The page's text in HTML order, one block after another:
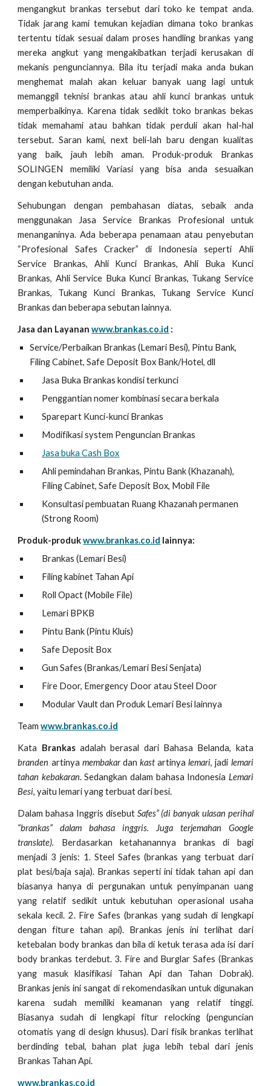
mengangkut brankas tersebut dari toko ke tempat anda.
Tidak jarang kami temukan kejadian dimana toko brankas
tertentu tidak sesuai dalam proses handling brankas yang
mereka angkut yang mengakibatkan terjadi kerusakan di
mekanis pengunciannya. Bila itu terjadi maka anda bukan
menghemat malah akan keluar banyak uang lagi untuk
memanggil teknisi brankas atau ahli kunci brankas untuk
memperbaikinya. Karena tidak sedikit toko brankas bekas
tidak memahami atau bahkan tidak perduli akan hal-hal
tersebut. Saran kami, next beli-lah baru dengan kualitas
yang baik, jauh lebih aman. Produk-produk Brankas
SOLINGEN memiliki Variasi yang bisa anda sesuaikan
dengan kebutuhan anda.
Sehubungan dengan pembahasan diatas, sebaik anda
menggunakan Jasa Service Brankas Profesional untuk
menanganinya. Ada beberapa penamaan atau penyebutan
“Profesional Safes Cracker” di Indonesia seperti Ahli
Service Brankas, Ahli Kunci Brankas, Ahli Buka Kunci
Brankas, Ahli Service Buka Kunci Brankas, Tukang Service
Brankas, Tukang Kunci Brankas, Tukang Service Kunci
Brankas dan beberapa sebutan lainnya.
Jasa dan Layananwww.brankas.co.id :
Service/Perbaikan Brankas (Lemari Besi), Pintu Bank,
Filing Cabinet, Safe Deposit Box Bank/Hotel, dll
Jasa Buka Brankas kondisi terkunci
Penggantian nomer kombinasi secara berkala
Sparepart Kunci-kunci Brankas
Modifikasi system Penguncian Brankas
Jasa buka Cash Box
Ahli pemindahan Brankas, Pintu Bank (Khazanah),
Filing Cabinet, Safe Deposit Box, Mobil File
Konsultasi pembuatan Ruang Khazanah permanen
(Strong Room)
Produk-produkwww.brankas.co.id lainnya:
Brankas (Lemari Besi)
Filing kabinet Tahan Api
Roll Opact (Mobile File)
Lemari BPKB
Pintu Bank (Pintu Kluis)
Safe Deposit Box
Gun Safes (Brankas/Lemari Besi Senjata)
Fire Door, Emergency Door atau Steel Door
Modular Vault dan Produk Lemari Besi lainnya
Teamwww.brankas.co.id
Kata Brankasadalah berasal dari Bahasa Belanda, kata
branden artinya membakardankast artinyalemari, jadi lemari
tahan kebakaran. Sedangkan dalam bahasa Indonesia Lemari
Besi, yaitu lemari yang terbuat dari besi.
Dalam bahasa Inggris disebut Safes” (di banyak ulasan perihal
“brankas” dalam bahasa inggris. Juga terjemahan Google
translate). Berdasarkan ketahanannya brankas di bagi
menjadi 3 jenis: 1. Steel Safes (brankas yang terbuat dari
plat besi/baja saja). Brankas seperti ini tidak tahan api dan
biasanya hanya di pergunakan untuk penyimpanan uang
yang relatif sedikit untuk kebutuhan operasional usaha
sekala kecil. 2. Fire Safes (brankas yang sudah di lengkapi
dengan fiture tahan api). Brankas jenis ini terlihat dari
ketebalan body brankas dan bila di ketuk terasa ada isi dari
body brankas terdebut. 3. Fire and Burglar Safes (Brankas
yang masuk klasifikasi Tahan Api dan Tahan Dobrak).
Brankas jenis ini sangat di rekomendasikan untuk digunakan
karena sudah memiliki keamanan yang relatif tinggi.
Biasanya sudah di lengkapi fitur relocking (penguncian
otomatis yang di design khusus). Dari fisik brankas terlihat
berdinding tebal, bahan plat juga lebih tebal dari jenis
Brankas Tahan Api.
www.brankas.co.id